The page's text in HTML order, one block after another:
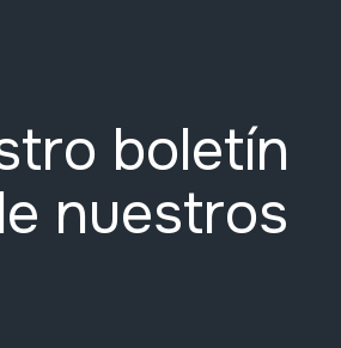
boletín
nuestros